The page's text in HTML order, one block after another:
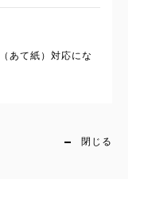
あて紙）対応にな
閉じる